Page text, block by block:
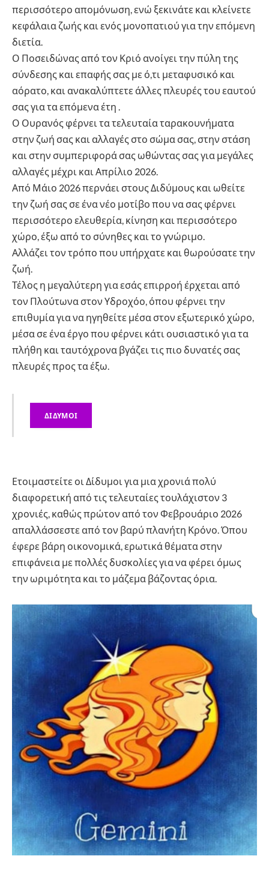
περισσότερο απομόνωση, ενώ ξεκινάτε και κλείνετε
κεφάλαια ζωής και ενός μονοπατιού για την επόμενη
διετία.
Ο Ποσειδώνας από τον Κριό ανοίγει την πύλη της
σύνδεσης και επαφής σας με ό,τι μεταφυσικό και
αόρατο, και ανακαλύπτετε άλλες πλευρές του εαυτού
σας για τα επόμενα έτη .
Ο Ουρανός φέρνει τα τελευταία ταρακουνήματα
στην ζωή σας και αλλαγές στο σώμα σας, στην στάση
και στην συμπεριφορά σας ωθώντας σας για μεγάλες
αλλαγές μέχρι και Απρίλιο 2026.
Από Μάιο 2026 περνάει στους Διδύμους και ωθείτε
την ζωή σας σε ένα νέο μοτίβο που να σας φέρνει
περισσότερο ελευθερία, κίνηση και περισσότερο
χώρο, έξω από το σύνηθες και το γνώριμο.
Αλλάζει τον τρόπο που υπήρχατε και θωρούσατε την
ζωή.
Τέλος η μεγαλύτερη για εσάς επιρροή έρχεται από
τον Πλούτωνα στον Υδροχόο, όπου φέρνει την
επιθυμία για να ηγηθείτε μέσα στον εξωτερικό χώρο,
μέσα σε ένα έργο που φέρνει κάτι ουσιαστικό για τα
πλήθη και ταυτόχρονα βγάζει τις πιο δυνατές σας
πλευρές προς τα έξω.
ΔΙΔΥΜΟΙ
Ετοιμαστείτε οι Δίδυμοι για μια χρονιά πολύ
διαφορετική από τις τελευταίες τουλάχιστον 3
χρονιές, καθώς πρώτον από τον Φεβρουάριο 2026
απαλλάσσεστε από τον βαρύ πλανήτη Κρόνο. Όπου
έφερε βάρη οικονομικά, ερωτικά θέματα στην
επιφάνεια με πολλές δυσκολίες για να φέρει όμως
την ωριμότητα και το μάζεμα βάζοντας όρια.